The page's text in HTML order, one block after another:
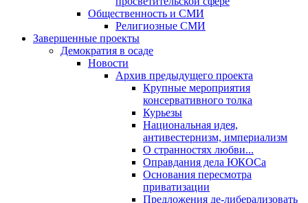
Общественность и СМИ
Религиозные СМИ
Завершенные проекты
Демократия в осаде
Новости
Архив предыдущего проекта
Крупные мероприятия
консервативного толка
Курьезы
Национальная идея,
антивестернизм, империализм
О странностях любви...
Оправдания дела ЮКОСа
Основания пересмотра
приватизации
Предложения де-либерализовать